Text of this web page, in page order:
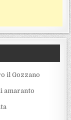
il Gozzano
amaranto